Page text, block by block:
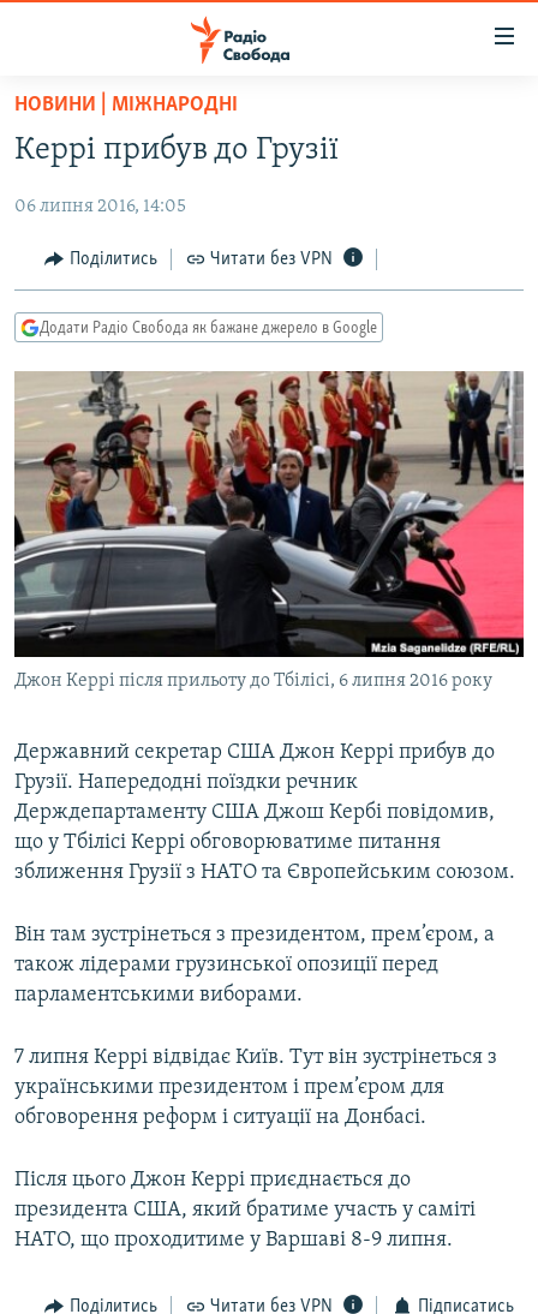
Перейти
основного
Перейти
Перейти
до
пошуку
РАДІО СВОБОДА – 70 РОКІВ
ВСЕ ЗА ДОБУ
СТАТТІ
ПОЛІТИКА
СУСПІЛЬСТВО
КУЛЬТУРА
УКРАЇНА
СВІТ
ВІЙНА
ДОНБАС.РЕАЛІЇ
КРИМ.РЕАЛІЇ
ТИ ЯК?
СХЕМИ
КИТАЙ.ВИКЛИКИ
МУЛЬТИМЕДІА
ФОТО
СПЕЦПРОЄКТИ
ПОДКАСТИ
КРИМ РЕАЛІЇ
РУС
УКР
КТАТ
ДОЛУЧАЙСЯ!
Усі сайти RFE/RL
НОВИНИ | МІЖНАРОДНІ
Керрі прибув до Грузії
06 липня 2016, 14:05
Поділитись Читати без VPN
Додати Радіо Свобода як бажане джерело в Google
Джон Керрі після прильоту до Тбілісі, 6 липня 2016 року
Державний секретар США Джон Керрі прибув до
Грузії. Напередодні поїздки речник
Держдепартаменту США Джош Кербі повідомив,
що у Тбілісі Керрі обговорюватиме питання
зближення Грузії з НАТО та Європейським союзом.
Він там зустрінеться з президентом, прем’єром, а
також лідерами грузинської опозиції перед
парламентськими виборами.
7 липня Керрі відвідає Київ. Тут він зустрінеться з
українськими президентом і прем’єром для
обговорення реформ і ситуації на Донбасі.
Після цього Джон Керрі приєднається до
президента США, який братиме участь у саміті
НАТО, що проходитиме у Варшаві 8-9 липня.
Поділитись Читати без VPN Підписатись